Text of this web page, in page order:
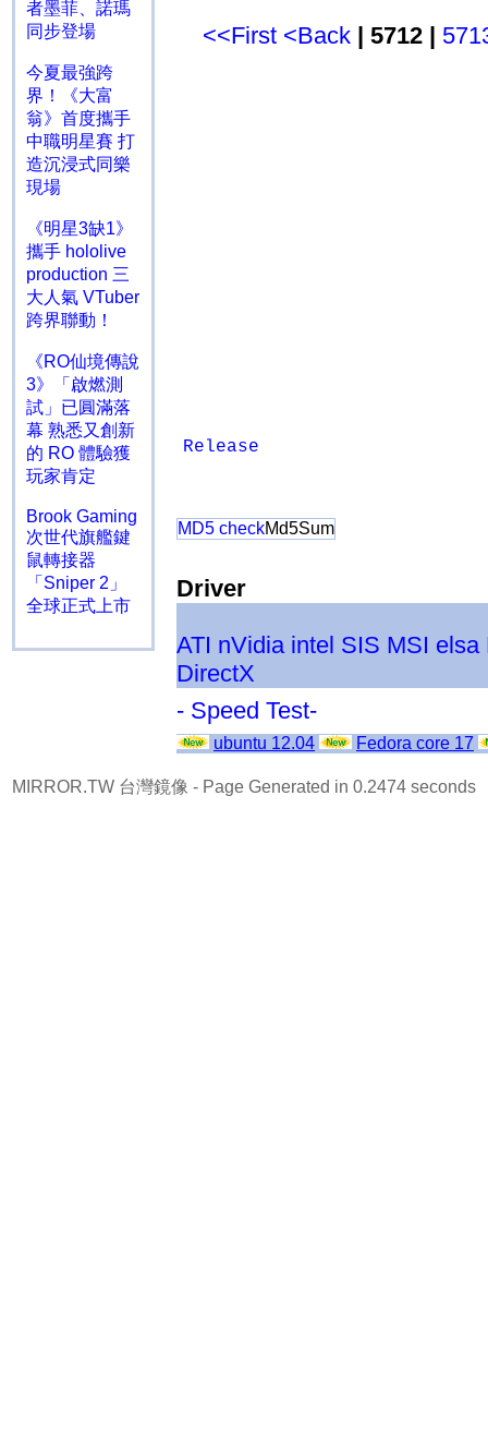
者墨菲、諾瑪
同步登場
今夏最強跨
界！《大富
翁》首度攜手
中職明星賽 打
造沉浸式同樂
現場
《明星3缺1》
攜手 hololive
production 三
大人氣 VTuber
跨界聯動！
《RO仙境傳說
3》「啟燃測
試」已圓滿落
幕 熟悉又創新
的 RO 體驗獲
玩家肯定
Brook Gaming
次世代旗艦鍵
鼠轉接器
「Sniper 2」
全球正式上市
<<First <Back | 5712 |
Release
MD5 checkMd5Sum
Driver
ATI nVidia intel SIS MSI elsa
DirectX
- Speed Test-
ubuntu 12.04 Fedora core 17
MIRROR.TW 台灣鏡像 - Page Generated in 0.2474 seconds